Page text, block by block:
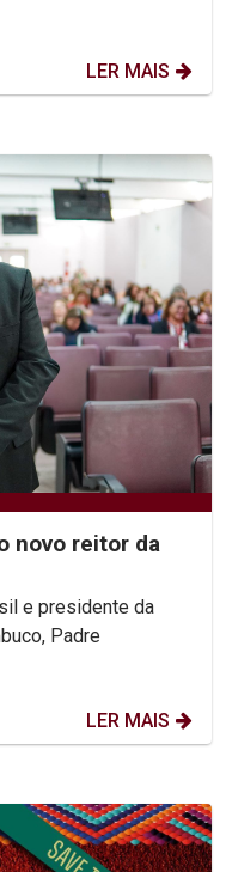
LER MAIS
novo reitor da
e presidente da
Padre
LER MAIS